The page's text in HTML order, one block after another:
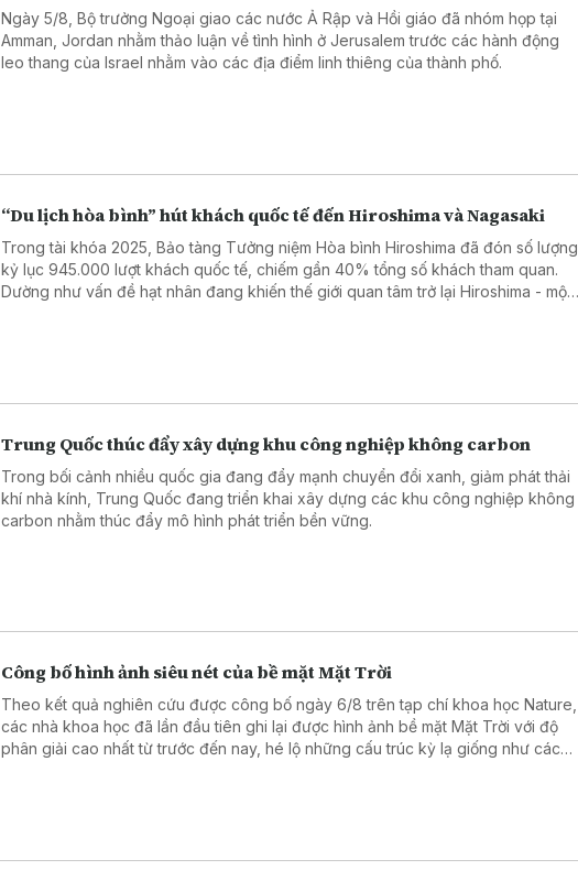
Ngày 5/8, Bộ trưởng Ngoại giao các nước Ả Rập và Hồi giáo đã nhóm họp tại
Amman, Jordan nhằm thảo luận về tình hình ở Jerusalem trước các hành động
leo thang của Israel nhằm vào các địa điểm linh thiêng của thành phố.
“Du lịch hòa bình” hút khách quốc tế đến Hiroshima và Nagasaki
Trong tài khóa 2025, Bảo tàng Tưởng niệm Hòa bình Hiroshima đã đón số lượng
kỷ lục 945.000 lượt khách quốc tế, chiếm gần 40% tổng số khách tham quan.
Dường như vấn đề hạt nhân đang khiến thế giới quan tâm trở lại Hiroshima - một
Trung Quốc thúc đẩy xây dựng khu công nghiệp không carbon
Trong bối cảnh nhiều quốc gia đang đẩy mạnh chuyển đổi xanh, giảm phát thải
khí nhà kính, Trung Quốc đang triển khai xây dựng các khu công nghiệp không
carbon nhằm thúc đẩy mô hình phát triển bền vững.
Công bố hình ảnh siêu nét của bề mặt Mặt Trời
Theo kết quả nghiên cứu được công bố ngày 6/8 trên tạp chí khoa học Nature,
các nhà khoa học đã lần đầu tiên ghi lại được hình ảnh bề mặt Mặt Trời với độ
phân giải cao nhất từ trước đến nay, hé lộ những cấu trúc kỳ lạ giống như các